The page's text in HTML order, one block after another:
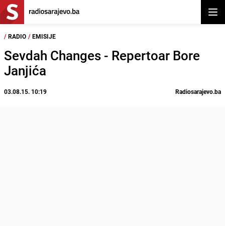
/ RADIO / EMISIJE
Sevdah Changes - Repertoar Bore
Janjića
03.08.15. 10:19 Radiosarajevo.ba